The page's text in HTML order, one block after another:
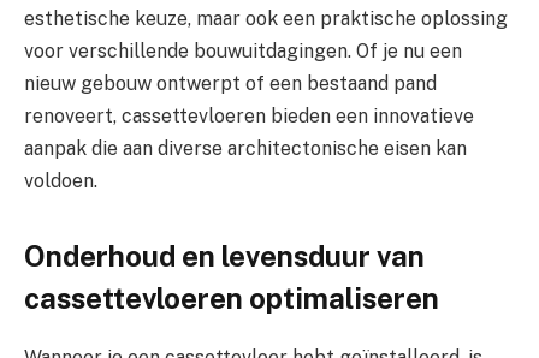
esthetische keuze, maar ook een praktische oplossing
voor verschillende bouwuitdagingen. Of je nu een
nieuw gebouw ontwerpt of een bestaand pand
renoveert, cassettevloeren bieden een innovatieve
aanpak die aan diverse architectonische eisen kan
voldoen.
Onderhoud en levensduur van
cassettevloeren optimaliseren